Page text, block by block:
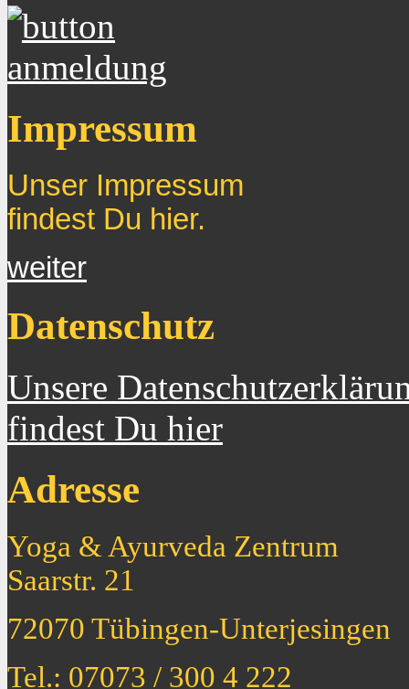
Impressum
Unser Impressum
findest Du hier.
weiter
Datenschutz
Unsere
findest Du hier
Adresse
Yoga & Ayurveda Zentrum
Saarstr. 21
72070 Tübingen-Unterjesingen
Tel.: 07073 / 300 4 222